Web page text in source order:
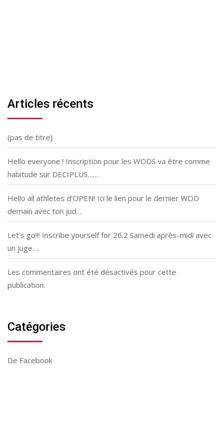
Articles récents
(pas de titre)
Hello everyone ! Inscription pour les WODS va être comme
habitude sur DECIPLUS……
Hello all athletes d’OPEN! Ici le lien pour le dernier WOD
demain avec ton jud…
Let’s go!!! Inscribe yourself for 26.2 Samedi après-midi avec
un juge….
Les commentaires ont été désactivés pour cette
publication.
Catégories
De Facebook